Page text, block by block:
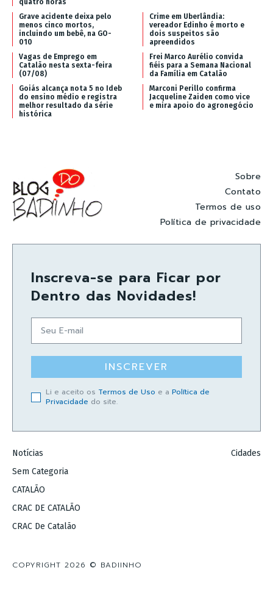
quatro horas
Grave acidente deixa pelo
menos cinco mortos,
incluindo um bebê, na GO-
010
Crime em Uberlândia:
vereador Edinho é morto e
dois suspeitos são
apreendidos
Vagas de Emprego em
Catalão nesta sexta-feira
(07/08)
Frei Marco Aurélio convida
fiéis para a Semana Nacional
da Família em Catalão
Goiás alcança nota 5 no Ideb
do ensino médio e registra
melhor resultado da série
histórica
Marconi Perillo confirma
Jacqueline Zaiden como vice
e mira apoio do agronegócio
Sobre
Contato
Termos de uso
Política de privacidade
Inscreva-se para Ficar por
Dentro das Novidades!
INSCREVER
Li e aceito os Termos de Uso e a Política de
Privacidade do site.
Notícias
Sem Categoria
CATALÃO
CRAC DE CATALÃO
CRAC De Catalão
Cidades
COPYRIGHT 2026 © BADIINHO